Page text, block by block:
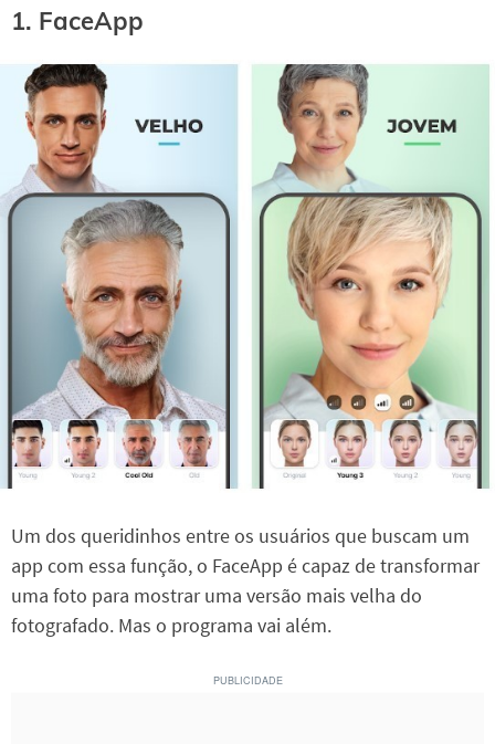
1. FaceApp
Um dos queridinhos entre os usuários que buscam um
app com essa função, o FaceApp é capaz de transformar
uma foto para mostrar uma versão mais velha do
fotografado. Mas o programa vai além.